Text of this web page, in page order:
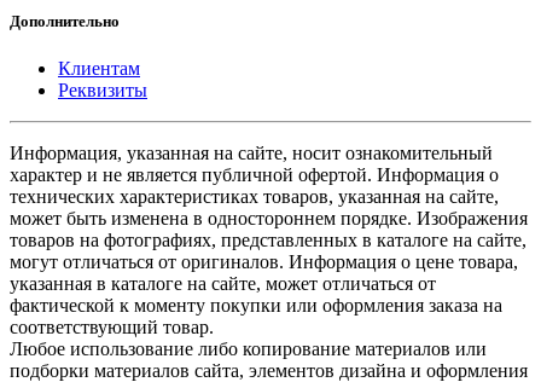
Дополнительно
Клиентам
Реквизиты
Информация, указанная на сайте, носит ознакомительный
характер и не является публичной офертой. Информация о
технических характеристиках товаров, указанная на сайте,
может быть изменена в одностороннем порядке. Изображения
товаров на фотографиях, представленных в каталоге на сайте,
могут отличаться от оригиналов. Информация о цене товара,
указанная в каталоге на сайте, может отличаться от
фактической к моменту покупки или оформления заказа на
соответствующий товар.
Любое использование либо копирование материалов или
подборки материалов сайта, элементов дизайна и оформления